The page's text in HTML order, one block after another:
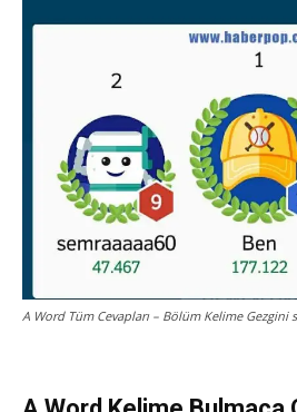
A Word Tüm Cevapları – Bölüm Kelime Gezgini